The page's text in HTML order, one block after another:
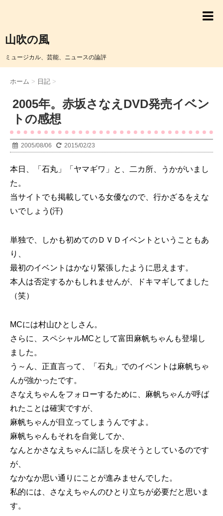
山吹の風
ミュージカル、芸能、ニュースの論評
ホーム > 日記 >
2005年。赤坂さなえDVD発売イベン
トの感想
2005/08/06 2015/02/23
本日、「石丸」「ヤマギワ」と、二カ所、うかがいまし
た。
当サイトでも掲載している女優なので、行かざるをえな
いでしょう(汗)
単独で、しかも初めてのＤＶＤイベントということもあ
り、
最初のイベントはかなり緊張したように思えます。
本人は否定するかもしれませんが、ドキマギしてました
（笑）
MCには村山ひとしさん。
さらに、スペシャルMCとして富田麻帆ちゃんも登場し
ました。
う～ん、正直言って、「石丸」でのイベントは麻帆ちゃ
んが強かったです。
さなえちゃんをフォローするために、麻帆ちゃんが呼ば
れたことは確実ですが、
麻帆ちゃんが目立ってしまうんですよ。
麻帆ちゃんもそれを自覚してか、
なんとかさなえちゃんに話しを戻そうとしているのです
が、
なかなか思い通りにことが進みませんでした。
私的には、さなえちゃんのひとり立ちが必要だと思いま
す。